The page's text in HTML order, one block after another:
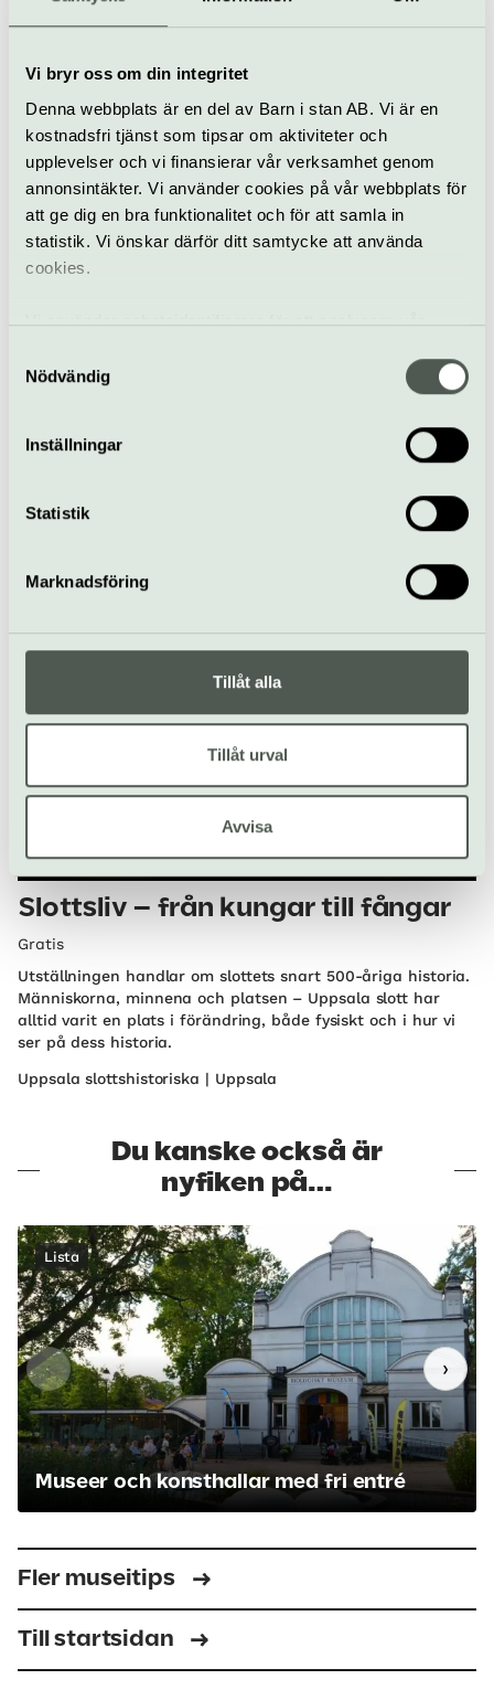
Vi bryr oss om din integritet
Denna webbplats är en del av Barn i stan AB. Vi är en
kostnadsfri tjänst som tipsar om aktiviteter och
upplevelser och vi finansierar vår verksamhet genom
annonsintäkter. Vi använder cookies på vår webbplats för
att ge dig en bra funktionalitet och för att samla in
statistik. Vi önskar därför ditt samtycke att använda
cookies.
Vi använder enhetsidentifierare för att analysera vår
samt tillhandahålla funktioner för sociala medier. Vi
vidarebefordrar även sådana identifierare och annan
information från din enhet till de sociala medier och
annons- och analysföretag som vi samarbetar med.
information som du har tillhandahållit eller som de har
Nödvändig
Inställningar
Statistik
Marknadsföring
Tillåt alla
Tillåt urval
Avvisa
Åbergs museum i Bålsta
I en gammal ombyggd 1800-talsladugård i Bålsta ligger
Lasse Åbergs museum – världens enda konst- serie- och
leksaksmuseum med egen djungel.
Håbo
Slott
Skoklosters slott räknas som ett av världens främsta
Sverige.
Basutställning
Slottsliv – från kungar till fångar
Gratis
Utställningen handlar om slottets snart 500-åriga historia.
Människorna, minnena och platsen – Uppsala slott har
alltid varit en plats i förändring, både fysiskt och i hur vi
ser på dess historia.
Uppsala slottshistoriska | Uppsala
Du kanske också är
nyfiken på…
Lista
Museer och konsthallar med fri entré
‹ ›
Fler museitips
Till startsidan